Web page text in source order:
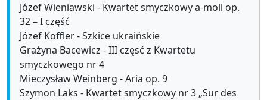
Józef Wieniawski - Kwartet smyczkowy a-moll op.
32 – I część
Józef Koffler - Szkice ukraińskie
Grażyna Bacewicz - III częsć z Kwartetu
smyczkowego nr 4
Mieczysław Weinberg - Aria op. 9
Szymon Laks - Kwartet smyczkowy nr 3 „Sur des